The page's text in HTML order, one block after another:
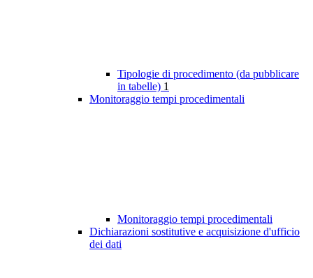
Tipologie di procedimento (da pubblicare
in tabelle) 1
Monitoraggio tempi procedimentali
Monitoraggio tempi procedimentali
Dichiarazioni sostitutive e acquisizione d'ufficio
dei dati